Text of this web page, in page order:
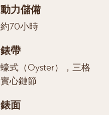
動力儲備
約70小時
錶帶
蠔式（Oyster），三格
實心鏈節
錶面